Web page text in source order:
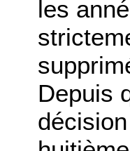
les
Depuis